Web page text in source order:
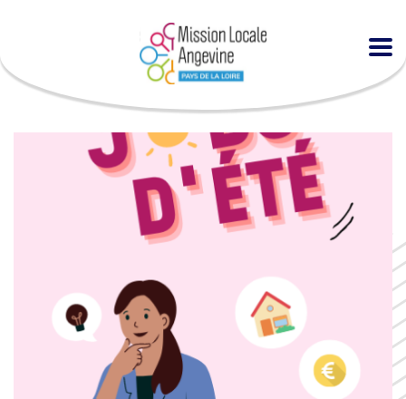
Agenda Forum jobs d’été à Bellevigne en Layon